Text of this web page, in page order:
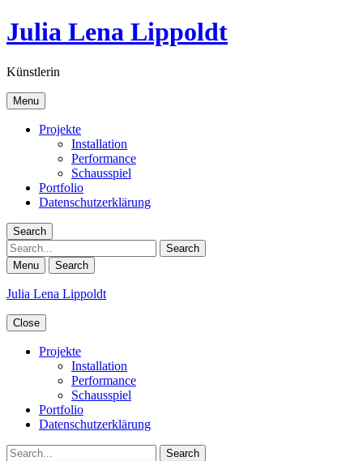
Julia Lena Lippoldt
Künstlerin
Menu
Projekte
Installation
Performance
Schausspiel
Portfolio
Datenschutzerklärung
Search
Search
Menu Search
Julia Lena Lippoldt
Close
Projekte
Installation
Performance
Schausspiel
Portfolio
Datenschutzerklärung
Search